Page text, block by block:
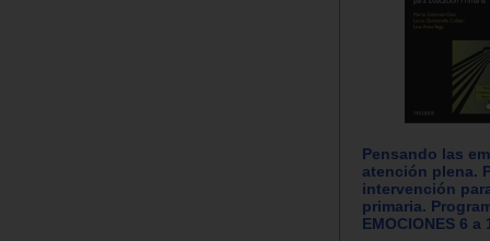
Pensando las
atención plena.
intervención
primaria.
EMOCIONES 6 a